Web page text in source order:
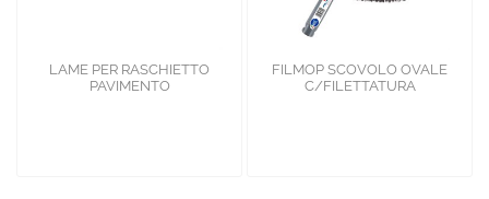
LAME PER RASCHIETTO
PAVIMENTO
FILMOP SCOVOLO OVALE
C/FILETTATURA